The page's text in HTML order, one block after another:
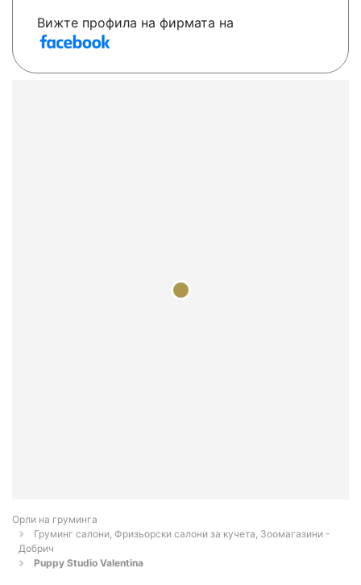
Вижте профила на фирмата на
Орли на груминга
Груминг салони, Фризьорски салони за кучета, Зоомагазини -
Добрич
Puppy Studio Valentina